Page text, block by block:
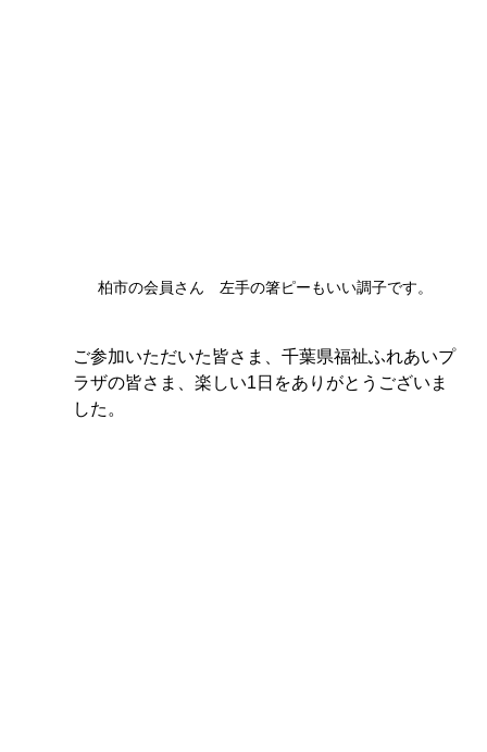
柏市の会員さん　左手の箸ピーもいい調子です。
ご参加いただいた皆さま、千葉県福祉ふれあいプ
ラザの皆さま、楽しい1日をありがとうございま
した。